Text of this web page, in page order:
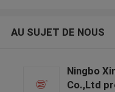
AU SUJET DE NOUS
Ningbo
Co.,Ltd